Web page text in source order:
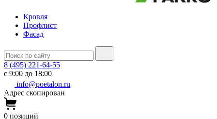
Кровля
Профлист
Фасад
8 (495) 221-64-55
с 9:00 до 18:00
info@poetalon.ru
Адрес скопирован
0 позиций